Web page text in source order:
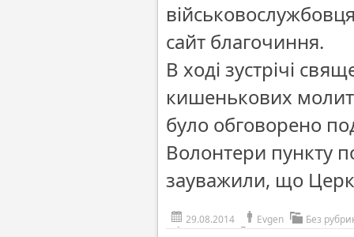
сайт благочиння.
В ході зустрічі
кишенькових
було обговорено
Волонтери пункту
зауважили, що
29.08.2014 Evgen Без